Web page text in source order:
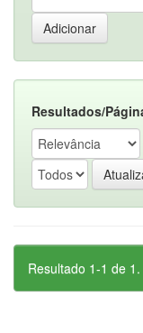
Resultados/
Resultado 1-1 de 1.